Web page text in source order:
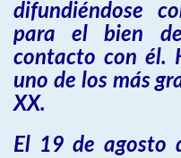
difundiéndose
para el bien
contacto con él.
uno de los más
XX.
El 19 de agosto